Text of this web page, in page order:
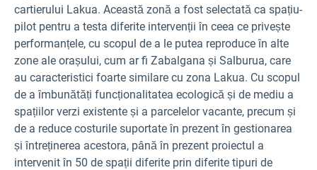
cartierului Lakua. Această zonă a fost selectată ca spațiu-
pilot pentru a testa diferite intervenții în ceea ce privește
performanțele, cu scopul de a le putea reproduce în alte
zone ale orașului, cum ar fi Zabalgana și Salburua, care
au caracteristici foarte similare cu zona Lakua. Cu scopul
de a îmbunătăți funcționalitatea ecologică și de mediu a
spațiilor verzi existente și a parcelelor vacante, precum și
de a reduce costurile suportate în prezent în gestionarea
și întreținerea acestora, până în prezent proiectul a
intervenit în 50 de spații diferite prin diferite tipuri de